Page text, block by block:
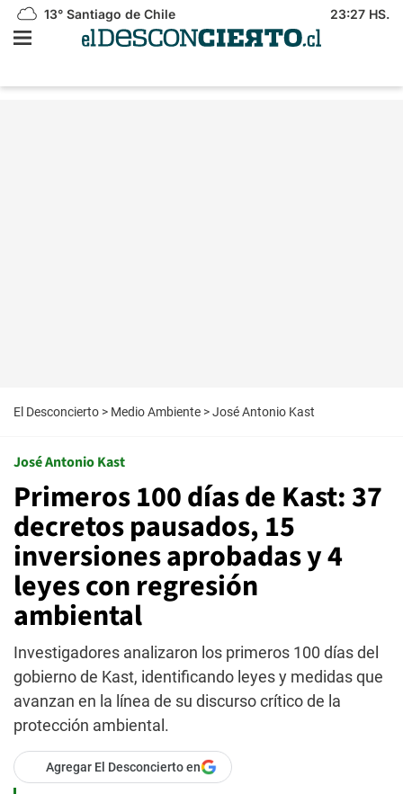
13° Santiago de Chile 23:27 HS.
El Desconcierto > Medio Ambiente >José Antonio Kast
José Antonio Kast
Primeros 100 días de Kast: 37
decretos pausados, 15
inversiones aprobadas y 4
leyes con regresión
ambiental
Investigadores analizaron los primeros 100 días del
gobierno de Kast, identificando leyes y medidas que
avanzan en la línea de su discurso crítico de la
protección ambiental.
Agregar El Desconcierto en